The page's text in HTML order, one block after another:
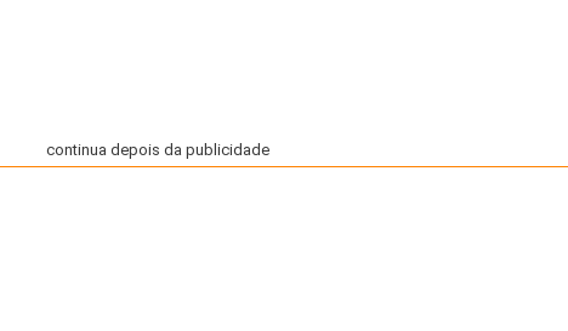
continua depois da publicidade